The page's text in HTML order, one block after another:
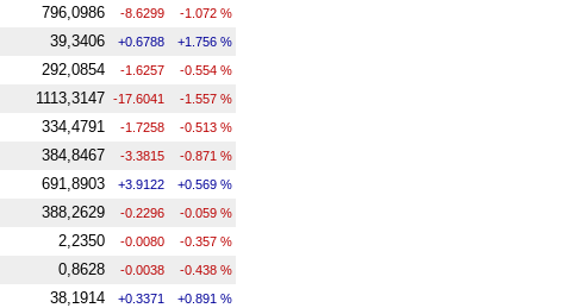
796,0986 -8.6299 -1.072 %
39,3406 +0.6788 +1.756 %
292,0854 -1.6257 -0.554 %
1113,3147 -17.6041 -1.557 %
334,4791 -1.7258 -0.513 %
384,8467 -3.3815 -0.871 %
691,8903 +3.9122 +0.569 %
388,2629 -0.2296 -0.059 %
2,2350 -0.0080 -0.357 %
0,8628 -0.0038 -0.438 %
38,1914 +0.3371 +0.891 %